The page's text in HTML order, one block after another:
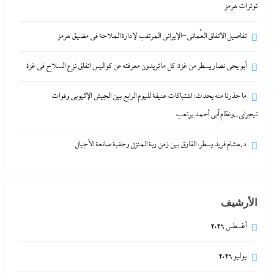
أبو يحى نصار يسطر من غزة: كل ما تريدون معرفته عن
كواليس اتفاق نزع السلاح في غزة
ما حذرنا منه يحدث: اشتباكات عنيفة لليوم الرابع بين
توترات هرمز
تفاصيل الاتفاق العُماني-الإيراني المرتقب لإدارة الملاحة في مضيق هرمز
أبو يحى نصار يسطر من غزة: كل ما تريدون معرفته عن كواليس اتفاق نزع السلاح في غزة
ما حذرنا منه يحدث: اشتباكات عنيفة لليوم الرابع بين الجيش الإثيوبي وقوات
تيجراي..ونظام آبي أحمد يرتعب
د.هشام فريد يسطر: الفارق بين زمن ربة المنزل وحقبة صانعة الأجيال
الأرشيف
أغسطس 2026
يوليو 2026